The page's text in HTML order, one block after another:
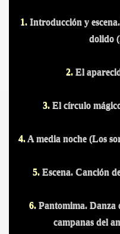
1. Introducción y
dolido
2. El
3.El círculo
4. A media noche (Los
5.Escena. Canción
6. Pantomima. Danza
campanas del